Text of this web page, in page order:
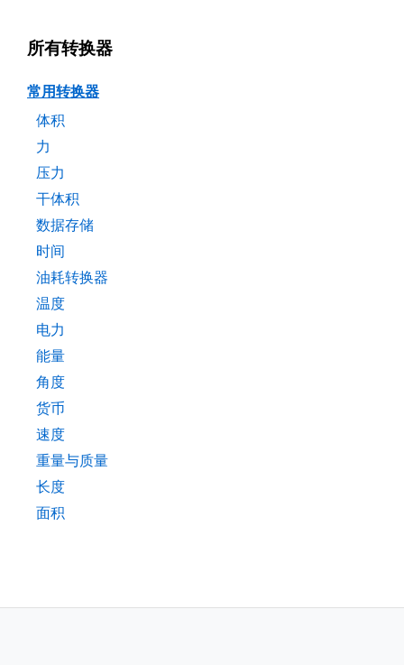
所有转换器
常用转换器
体积
力
压力
干体积
数据存储
时间
油耗转换器
温度
电力
能量
角度
货币
速度
重量与质量
长度
面积